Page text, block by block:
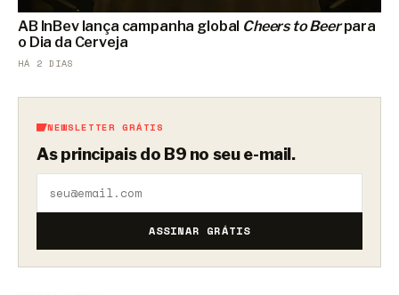
AB InBev lança campanha global Cheers to Beerpara
o Dia da Cerveja
HÁ 2 DIAS
NEWSLETTER GRÁTIS
As principais do B9 no seu e-mail.
ASSINAR GRÁTIS